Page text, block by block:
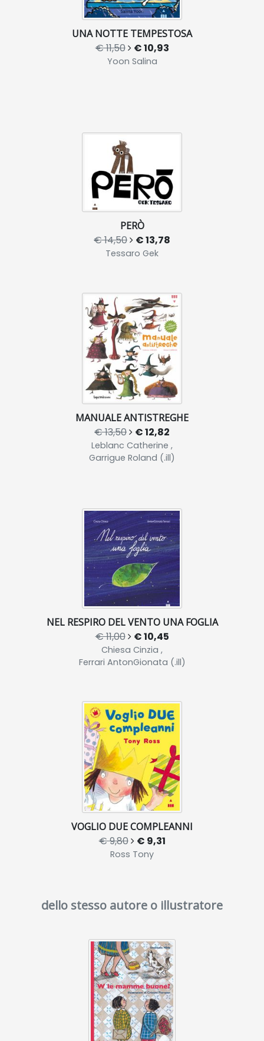
UNA NOTTE TEMPESTOSA
€ 11,50 € 10,93
Yoon Salina
PERÒ
€ 14,50 € 13,78
Tessaro Gek
MANUALE ANTISTREGHE
€ 13,50 € 12,82
Leblanc Catherine ,
Garrigue Roland (.ill)
NEL RESPIRO DEL VENTO UNA FOGLIA
€ 11,00 € 10,45
Chiesa Cinzia ,
Ferrari AntonGionata (.ill)
VOGLIO DUE COMPLEANNI
€ 9,80 € 9,31
Ross Tony
dello stesso autore o illustratore